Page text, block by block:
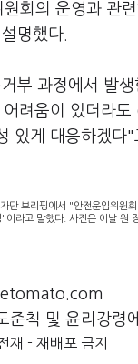
회의 운영과 관
명했다.
부 과정에서 발
려움이 있더라
있게 대응하겠다"
단 브리핑에서 "안전운임위원
이라고 말했다. 사진은 이날 원
준칙 및 윤리강령
재 - 재배포 금지